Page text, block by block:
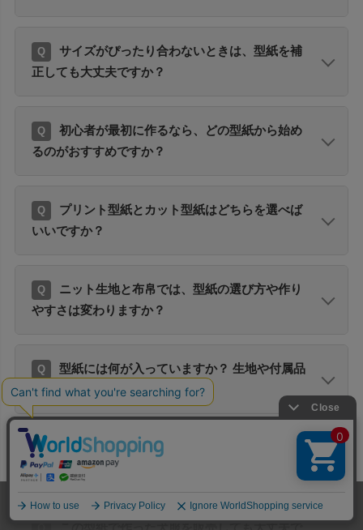
サイズがぴったり合わないときは、型紙を補
正しても大丈夫ですか？
初心者が最初に作るなら、どの型紙から始め
るのがおすすめですか？
プリント型紙とカット型紙はどちらを選べば
いいですか？
ニット生地と布帛では、型紙の選び方や作り
やすさは変わりますか？
型紙には何が入っていますか？ 生地や付属品
もセットですか？
作り方を写真や動画で見ながら進めることは
できますか？